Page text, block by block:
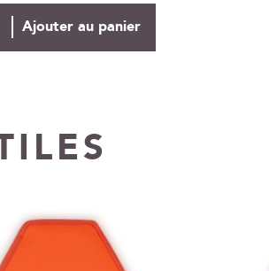
Ajouter au panier